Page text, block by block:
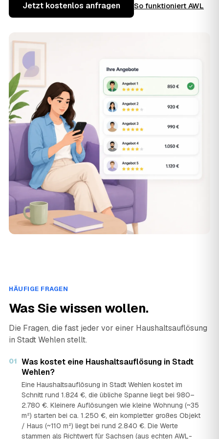
Jetzt kostenlos anfragen So funktioniert AWL
HÄUFIGE FRAGEN
Was Sie wissen wollen.
Die Fragen, die fast jeder vor einer Haushaltsauflösung
in Stadt Wehlen stellt.
01 Was kostet eine Haushaltsauflösung in Stadt
Wehlen?
Eine Haushaltsauflösung in Stadt Wehlen kostet im
Schnitt rund 1.824 €, die übliche Spanne liegt bei 980–
2.780 €. Kleinere Auflösungen wie kleine Wohnung (~35
m²) starten bei ca. 1.250 €, ein kompletter großes Objekt
/ Haus (~110 m²) liegt bei rund 2.840 €. Die Werte
stammen als Richtwert für Sachsen (aus echten AWL-